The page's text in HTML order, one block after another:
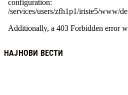
НАЈНОВИ ВЕСТИ